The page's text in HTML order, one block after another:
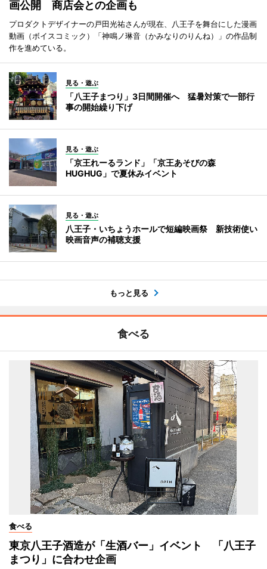
画公開 商店会との企画も
プロダクトデザイナーの戸田光祐さんが現在、八王子を舞台にした漫画
動画（ボイスコミック）「神鳴ノ琳音（かみなりのりんね）」の作品制
作を進めている。
見る・遊ぶ
「八王子まつり」3日間開催へ 猛暑対策で一部行
事の開始繰り下げ
見る・遊ぶ
「京王れーるランド」「京王あそびの森
HUGHUG」で夏休みイベント
見る・遊ぶ
八王子・いちょうホールで短編映画祭 新技術使い
映画音声の補聴支援
もっと見る
食べる
食べる
東京八王子酒造が「生酒バー」イベント 「八王子
まつり」に合わせ企画